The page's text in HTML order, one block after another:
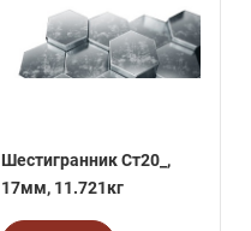
Шестигранник Ст20_,
17мм, 11.721кг